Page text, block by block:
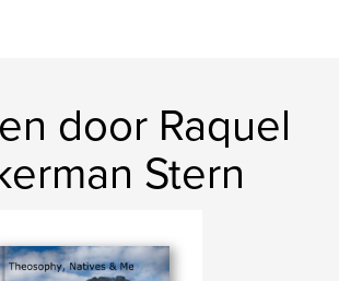
door Raquel
Stern